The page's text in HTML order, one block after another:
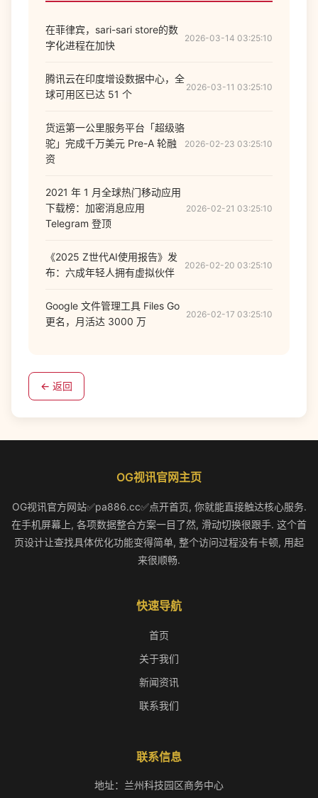
在菲律宾，sari-sari store的数
字化进程在加快
2026-03-14 03:25:10
腾讯云在印度增设数据中心，全
球可用区已达 51 个
2026-03-11 03:25:10
货运第一公里服务平台「超级骆
驼」完成千万美元 Pre-A 轮融
资
2026-02-23 03:25:10
2021 年 1 月全球热门移动应用
下载榜：加密消息应用
Telegram 登顶
2026-02-21 03:25:10
《2025 Z世代AI使用报告》发
布：六成年轻人拥有虚拟伙伴
2026-02-20 03:25:10
Google 文件管理工具 Files Go
更名，月活达 3000 万
2026-02-17 03:25:10
← 返回
OG视讯官网主页
OG视讯官方网站✅pa886.cc✅点开首页, 你就能直接触达核心服务.
在手机屏幕上, 各项数据整合方案一目了然, 滑动切换很跟手. 这个首
页设计让查找具体优化功能变得简单, 整个访问过程没有卡顿, 用起
来很顺畅.
快速导航
首页
关于我们
新闻资讯
联系我们
联系信息
地址：兰州科技园区商务中心